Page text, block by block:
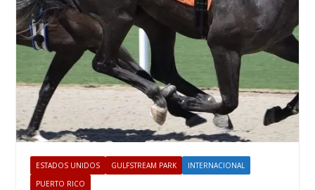
ESTADOS UNIDOS GULFSTREAM PARK
INTERNACIONAL
PUERTO RICO